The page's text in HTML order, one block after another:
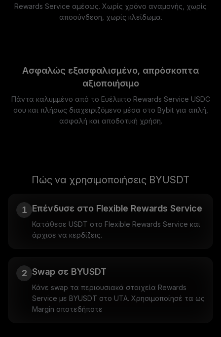
Rewards Service αμέσως. Χωρίς χρόνο αναμονής, χωρίς
αποσύνδεση, χωρίς κλείδωμα.
Ασφαλώς εξασφαλισμένο, απρόσκοπτα
αξιοποιήσιμο
Πάντα καλυμμένο από το Ευέλικτο Rewards Service USDC
σου και πλήρως διαχειριζόμενο μέσα στο Bybit για απλή,
ασφαλή και αποδοτική χρήση.
Πώς να χρησιμοποιήσεις BYUSDT
1 Επένδυσε στο Flexible Rewards Service
Κατάθεσε USDT στο Flexible Rewards Service και
άρχισε να κερδίζεις.
2 Swap σε BYUSDT
Κάνε swap τα περιουσιακά στοιχεία Rewards
Service με BYUSDT στο UTA. Χρησιμοποίησέ τα ως
Margin οποτεδήποτε